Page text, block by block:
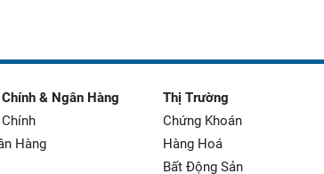
& Ngân Hàng
Hàng
Thị Trường
Chứng Khoán
Hàng Hoá
Bất Động Sản